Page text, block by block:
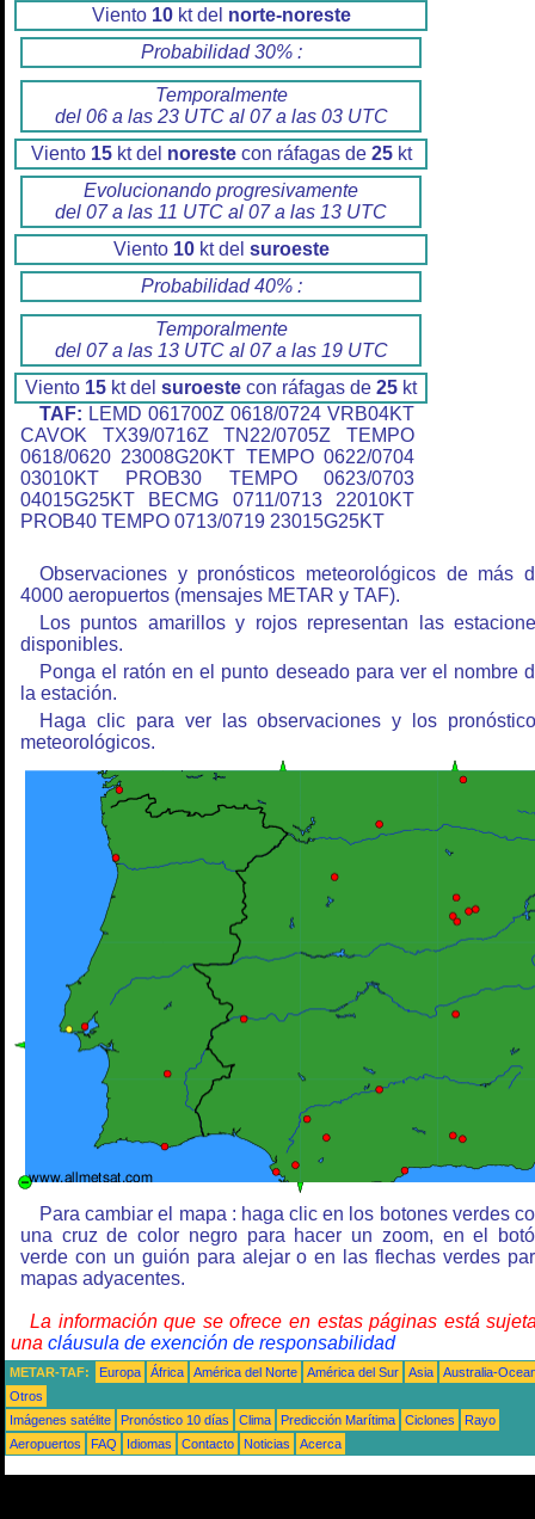
Viento 10kt del norte-noreste
Probabilidad 30% :
Temporalmente
del 06 a las 23 UTC al 07 a las 03 UTC
Viento 15kt del norestecon ráfagas de 25kt
Evolucionando progresivamente
del 07 a las 11 UTC al 07 a las 13 UTC
Viento 10kt del suroeste
Probabilidad 40% :
Temporalmente
del 07 a las 13 UTC al 07 a las 19 UTC
Viento 15 kt del suroeste con ráfagas de 25 kt
TAF: LEMD 061700Z 0618/0724 VRB04KT
CAVOK TX39/0716Z TN22/0705Z TEMPO
0618/0620 23008G20KT TEMPO 0622/0704
03010KT PROB30 TEMPO 0623/0703
04015G25KT BECMG 0711/0713 22010KT
PROB40 TEMPO 0713/0719 23015G25KT
Observaciones y pronósticos meteorológicos de más
4000 aeropuertos (mensajes METAR y TAF).
Los puntos amarillos y rojos representan las
disponibles.
Ponga el ratón en el punto deseado para ver el nombre
la estación.
Haga clic para ver las observaciones y los
meteorológicos.
Para cambiar el mapa : haga clic en los botones verdes
una cruz de color negro para hacer un zoom, en el
verde con un guión para alejar o en las flechas verdes
mapas adyacentes.
La información que se ofrece en estas páginas está
una cláusula de exención de responsabilidad
METAR-TAF: Europa África América del Norte América del Sur Asia
Australia-
Otros
Imágenes satélite
Pronóstico 10 días Clima Predicción Marítima Ciclones
Rayo
Aeropuertos
FAQ Idiomas Contacto Noticias Acerca